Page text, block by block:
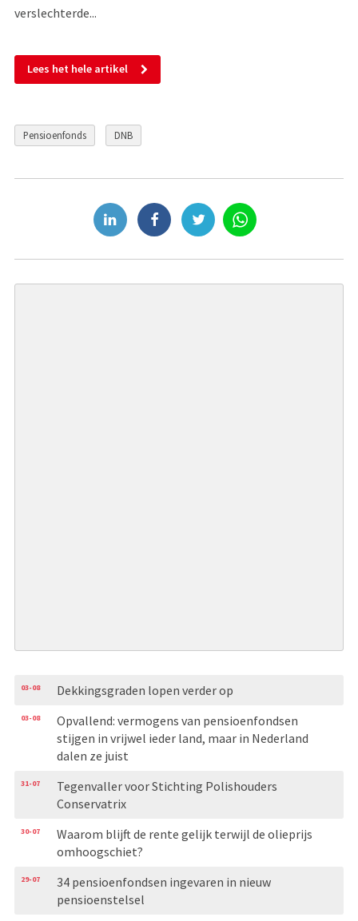
verslechterde...
Lees het hele artikel
Pensioenfonds DNB
03-08 Dekkingsgraden lopen verder op
03-08
Opvallend: vermogens van pensioenfondsen
stijgen in vrijwel ieder land, maar in Nederland
dalen ze juist
31-07
Tegenvaller voor Stichting Polishouders
Conservatrix
30-07
Waarom blijft de rente gelijk terwijl de olieprijs
omhoogschiet?
29-07
34 pensioenfondsen ingevaren in nieuw
pensioenstelsel